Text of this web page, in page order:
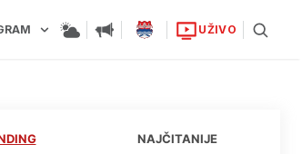
UŽIVO
NAJČITANIJE